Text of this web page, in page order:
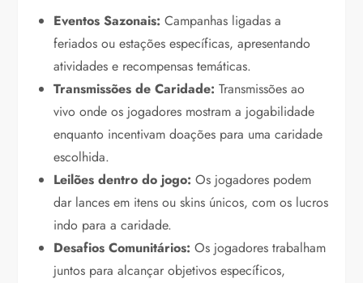
Eventos Sazonais: Campanhas ligadas a
feriados ou estações específicas, apresentando
atividades e recompensas temáticas.
Transmissões de Caridade: Transmissões ao
vivo onde os jogadores mostram a jogabilidade
enquanto incentivam doações para uma caridade
escolhida.
Leilões dentro do jogo: Os jogadores podem
dar lances em itens ou skins únicos, com os lucros
indo para a caridade.
Desafios Comunitários: Os jogadores trabalham
juntos para alcançar objetivos específicos,